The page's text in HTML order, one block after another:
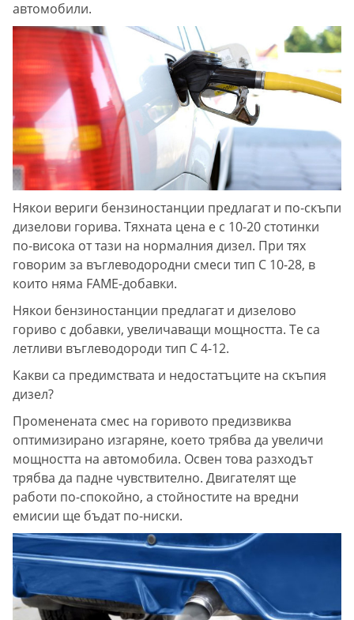
автомобили.
Някои вериги бензиностанции предлагат и по-скъпи
дизелови горива. Тяхната цена е с 10-20 стотинки
по-висока от тази на нормалния дизел. При тях
говорим за въглеводородни смеси тип С 10-28, в
които няма FAME-добавки.
Някои бензиностанции предлагат и дизелово
гориво с добавки, увеличаващи мощността. Те са
летливи въглеводороди тип С 4-12.
Какви са предимствата и недостатъците на скъпия
дизел?
Променената смес на горивото предизвиква
оптимизирано изгаряне, което трябва да увеличи
мощността на автомобила. Освен това разходът
трябва да падне чувствително. Двигателят ще
работи по-спокойно, а стойностите на вредни
емисии ще бъдат по-ниски.